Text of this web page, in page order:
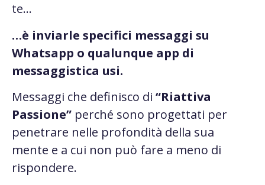
te…
…è inviarle specifici messaggi su
Whatsapp o qualunque app di
messaggistica usi.
Messaggi che definisco di “Riattiva
Passione” perché sono progettati per
penetrare nelle profondità della sua
mente e a cui non può fare a meno di
rispondere.